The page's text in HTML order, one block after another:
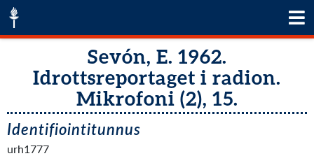
Sevón, E. 1962.
Idrottsreportaget i radion.
Mikrofoni (2), 15.
Identifiointitunnus
urh1777